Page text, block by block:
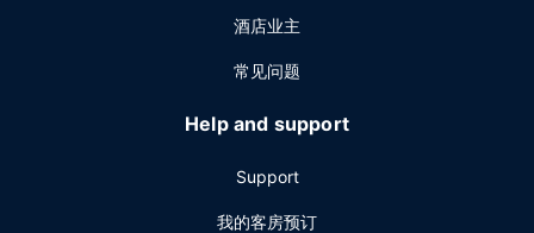
酒店业主
常见问题
Help and support
Support
我的客房预订